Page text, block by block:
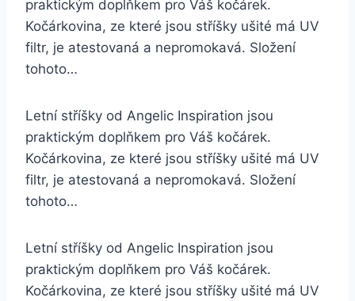
praktickým doplňkem pro Váš kočárek.
Kočárkovina, ze které jsou stříšky ušité má UV
filtr, je atestovaná a nepromokavá. Složení
tohoto…
Letní stříšky od Angelic Inspiration jsou
praktickým doplňkem pro Váš kočárek.
Kočárkovina, ze které jsou stříšky ušité má UV
filtr, je atestovaná a nepromokavá. Složení
tohoto…
Letní stříšky od Angelic Inspiration jsou
praktickým doplňkem pro Váš kočárek.
Kočárkovina, ze které jsou stříšky ušité má UV